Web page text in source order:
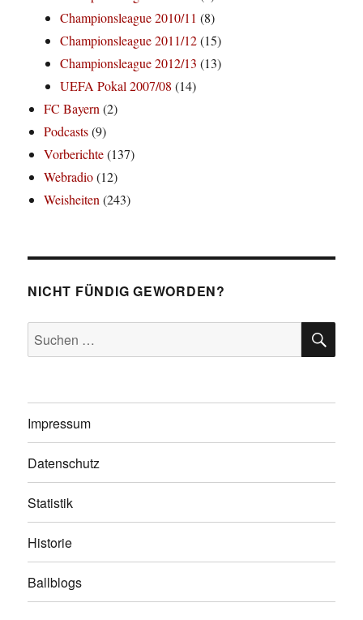
Championsleague 2010/11 (8)
Championsleague 2011/12(15)
Championsleague 2012/13 (13)
UEFA Pokal 2007/08 (14)
FC Bayern(2)
Podcasts(9)
Vorberichte(137)
Webradio(12)
Weisheiten(243)
NICHT FÜNDIG GEWORDEN?
Suchen
nach:
Impressum
Datenschutz
Statistik
Historie
Ballblogs